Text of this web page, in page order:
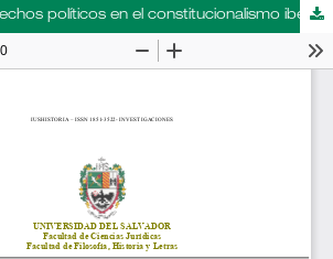
Propiedad y derechos políticos en el constitucionalismo iberoamericano (1ª mitad del siglo XIX)